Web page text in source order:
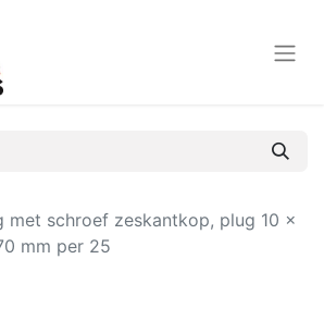
met schroef zeskantkop, plug 10 x
mm per 25